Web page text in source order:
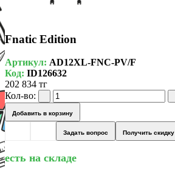
Fnatic Edition
Артикул: AD12XL-FNC-PV/F
Код: ID126632
202 834 тг
Кол-во:
Добавить в корзину
Задать вопрос Получить скидку
есть на складе